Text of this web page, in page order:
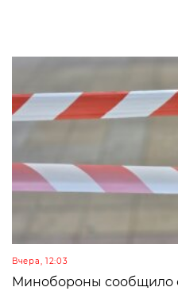
Вчера, 12:03
Минобороны сообщило